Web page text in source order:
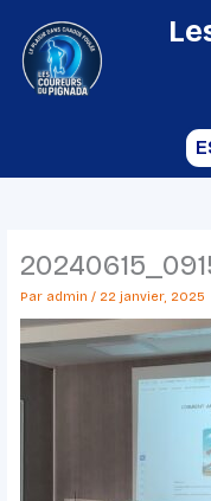
contenu
Par admin / 22 janvier, 2025